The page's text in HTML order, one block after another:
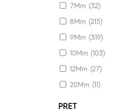
45X45 (16)
50X150 (9)
58.5X58.5 (3)
59X120 (9)
59.3X59.3 (3)
59.5X59.5 (1)
59.8X59.8 (5)
7Mm (32)
8Mm (215)
9Mm (319)
10Mm (103)
12Mm (27)
20Mm (11)
PRET